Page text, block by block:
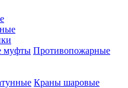
Противопожарные
Краны шаровые